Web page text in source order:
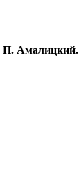
П. Амалицкий.